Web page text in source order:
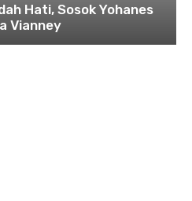
Hati, Sosok Yohanes
Vianney